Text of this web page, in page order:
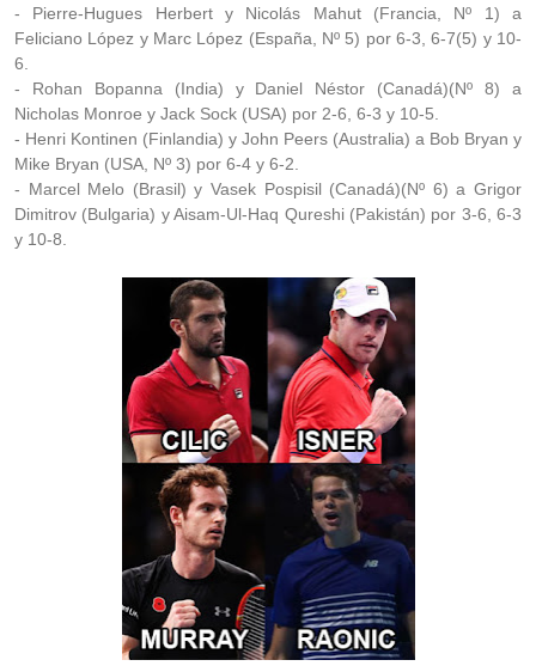
- Pierre-Hugues Herbert y Nicolás Mahut (Francia, Nº 1) a
Feliciano López y Marc López (España, Nº 5) por 6-3, 6-7(5) y 10-
6.
- Rohan Bopanna (India) y Daniel Néstor (Canadá)(Nº 8) a
Nicholas Monroe y Jack Sock (USA) por 2-6, 6-3 y 10-5.
- Henri Kontinen (Finlandia) y John Peers (Australia) a Bob Bryan y
Mike Bryan (USA, Nº 3) por 6-4 y 6-2.
- Marcel Melo (Brasil) y Vasek Pospisil (Canadá)(Nº 6) a Grigor
Dimitrov (Bulgaria) y Aisam-Ul-Haq Qureshi (Pakistán) por 3-6, 6-3
y 10-8.